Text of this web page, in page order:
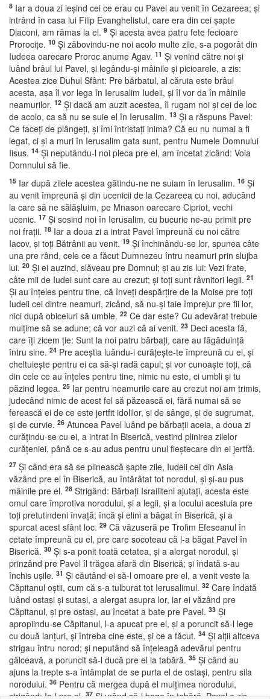
8 Iar a doua zi ieşind cei ce erau cu Pavel au venit în Cezareea; şi
intrând în casa lui Filip Evanghelistul, care era din cei şapte
Diaconi, am rămas la el. 9 Şi acesta avea patru fete fecioare
Prorociţe. 10 Şi zăbovindu-ne noi acolo multe zile, s-a pogorât din
Iudeea oarecare Proroc anume Agav. 11 Şi venind către noi şi
luând brâul lui Pavel, şi legându-şi mâinile şi picioarele, a zis:
Acestea zice Duhul Sfânt: Pre bărbatul, al căruia este brâul
acesta, aşa îl vor lega în Ierusalim Iudeii, şi îl vor da în mâinile
neamurilor. 12 Şi dacă am auzit acestea, îl rugam noi şi cei de loc
de acolo, ca să nu se suie el în Ierusalim. 13 Şi a răspuns Pavel:
Ce faceţi de plângeţi, şi îmi întristaţi inima? Că eu nu numai a fi
legat, ci şi a muri în Ierusalim gata sunt, pentru Numele Domnului
Iisus. 14 Şi neputându-l noi pleca pre el, am încetat zicând: Voia
Domnului să fie.
15 Iar după zilele acestea gătindu-ne ne suiam în Ierusalim. 16 Şi
au venit împreună şi din ucenicii de la Cezareea cu noi, aducând
la care să ne sălăşluim, pe Mnason oarecare Cipriot, vechi
ucenic. 17 Şi sosind noi în Ierusalim, cu bucurie ne-au primit pre
noi fraţii. 18 Iar a doua zi a intrat Pavel împreună cu noi către
Iacov, şi toţi Bătrânii au venit. 19 Şi închinându-se lor, spunea câte
una pre rând, cele ce a făcut Dumnezeu întru neamuri prin slujba
lui. 20 Şi ei auzind, slăveau pre Domnul; şi au zis lui: Vezi frate,
câte mii de Iudei sunt care au crezut; şi toţi sunt râvnitori legii. 21
Şi au înţeles pentru tine, că înveţi despărţire de la Moise pre toţi
Iudeii cei dintre neamuri, zicând, să nu-şi taie împrejur pre fii lor,
nici după obiceiuri să umble. 22 Ce dar este? Cu adevărat trebuie
mulţime să se adune; că vor auzi că ai venit. 23 Deci acesta fă,
care îţi zicem ţie: Sunt la noi patru bărbaţi, care au făgăduinţă
întru sine. 24 Pre aceştia luându-i curăţeşte-te împreună cu ei, şi
cheltuieşte pentru ei ca să-şi radă capul; şi vor cunoaşte toţi, că
din cele ce au înţeles pentru tine, nimic nu este, ci umbli şi tu
păzind legea. 25 Iar pentru neamurile care au crezut noi am trimis,
judecând nimic de acest fel să păzească ei, fără numai să se
ferească ei de ce este jertfit idolilor, şi de sânge, şi de sugrumat,
şi de curvie. 26 Atuncea Pavel luând pe bărbaţii aceia, a doua zi
curăţindu-se cu ei, a intrat în Biserică, vestind plinirea zilelor
curăţeniei, până ce s-au adus pentru unul fieştecare din ei jertfă.
27 Şi când era să se plinească şapte zile, Iudeii cei din Asia
văzând pre el în Biserică, au întărâtat tot norodul, şi şi-au pus
mâinile pre el. 28 Strigând: Bărbaţi Israiliteni ajutaţi, acesta este
omul care împrotiva norodului, şi a legii, şi a locului acestuia pre
toţi pretutindeni învaţă; încă şi elini a băgat în Biserică, şi a
spurcat acest sfânt loc. 29 Că văzuseră pe Trofim Efeseanul în
cetate împreună cu el, pre care socoteau că l-a băgat Pavel în
Biserică. 30 Şi s-a ponit toată cetatea, şi a alergat norodul, şi
prinzând pre Pavel îl trăgea afară din Biserică; şi îndată s-au
închis uşile. 31 Şi căutând ei să-l omoare pre el, a venit veste la
Căpitanul oştii, cum că s-a tulburat tot Ierusalimul. 32 Care îndată
luând ostaşi şi sutaşi, a alergat asupra lor, iar ei văzând pre
Căpitanul, şi pre ostaşi, au încetat a bate pre Pavel. 33 Şi
apropiindu-se Căpitanul, l-a apucat pre el, şi a poruncit să-l lege
cu două lanţuri, şi întreba cine este, şi ce a făcut. 34 Şi alţii altceva
strigau întru norod; şi neputând să înţeleagă adevărul pentru
gâlceavă, a poruncit să-l ducă pre el la tabără. 35 Şi când au
ajuns la trepte s-a întâmplat de se purta el de ostaşi, pentru sila
norodului. 36 Pentru că mergea după el mulţimea norodului,
strigând: Ia-l pre el. 37Şi vrând să-l bage în tabără, Pavel a zis